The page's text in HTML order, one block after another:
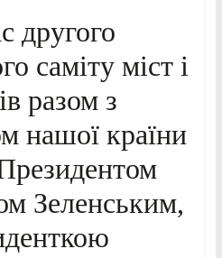
другого
саміту міст і
разом з
нашої країни
Зеленським,